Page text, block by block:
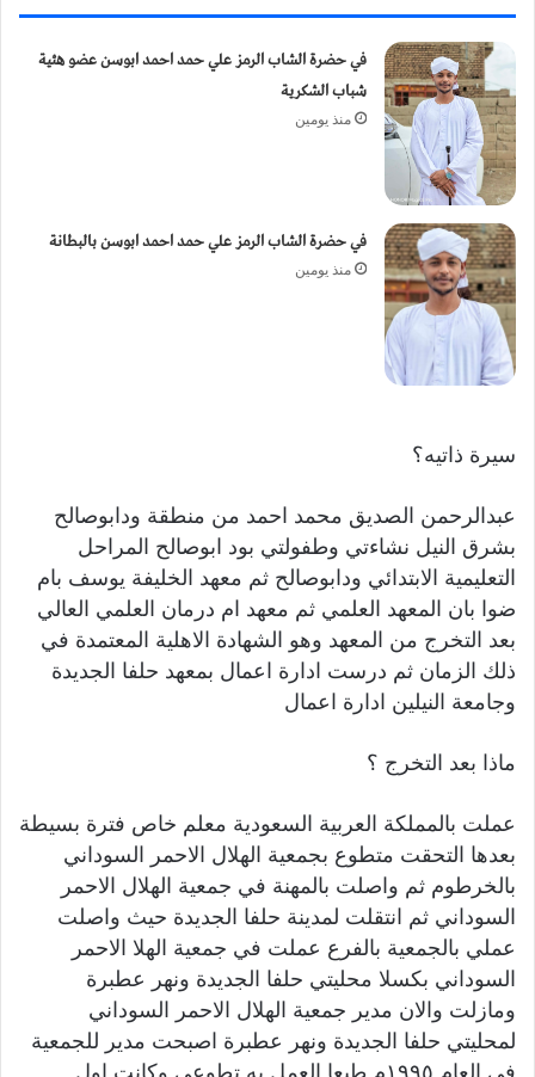
في حضرة الشاب الرمز علي حمد احمد ابوسن عضو هئية
شباب الشكرية
منذ يومين
في حضرة الشاب الرمز علي حمد احمد ابوسن بالبطانة
منذ يومين
سيرة ذاتيه؟
عبدالرحمن الصديق محمد احمد من منطقة ودابوصالح
بشرق النيل نشاءتي وطفولتي بود ابوصالح المراحل
التعليمية الابتدائي ودابوصالح ثم معهد الخليفة يوسف بام
ضوا بان المعهد العلمي ثم معهد ام درمان العلمي العالي
بعد التخرج من المعهد وهو الشهادة الاهلية المعتمدة في
ذلك الزمان ثم درست ادارة اعمال بمعهد حلفا الجديدة
وجامعة النيلين ادارة اعمال
ماذا بعد التخرج ؟
عملت بالمملكة العربية السعودية معلم خاص فترة بسيطة
بعدها التحقت متطوع بجمعية الهلال الاحمر السوداني
بالخرطوم ثم واصلت بالمهنة في جمعية الهلال الاحمر
السوداني ثم انتقلت لمدينة حلفا الجديدة حيث واصلت
عملي بالجمعية بالفرع عملت في جمعية الهلا الاحمر
السوداني بكسلا محليتي حلفا الجديدة ونهر عطبرة
ومازلت والان مدير جمعية الهلال الاحمر السوداني
لمحليتي حلفا الجديدة ونهر عطبرة اصبحت مدير للجمعية
في العام ١٩٩٥م طبعا العمل به تطوعي وكانت اول